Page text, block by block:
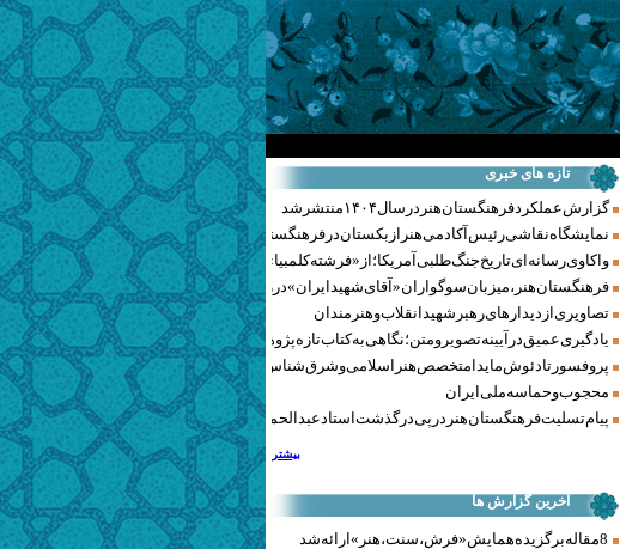
تازه های خبری
گزارش عملکرد فرهنگستان هنر در سال ۱۴۰۴ منتشر شد
نمایشگاه نقاشی رئیس آکادمی هنر ازبکستان در فرهنگستان هنر
واکاوی رسانه‌ای تاریخ جنگ‌طلبی آمریکا؛ از «فرشته کلمبیا» تا پنتاگونیسم هالیوود
فرهنگستان هنر، میزبان سوگواران «آقای شهید ایران» در روزهای وداع شد+ گزارش تصویری
تصاویری از دیدارهای رهبر شهید انقلاب و هنرمندان
یادگیری عمیق در آیینه تصویر و متن؛ نگاهی به کتاب تازه پژوهشکده هنر
پروفسور تادئوش مایدا متخصص هنر اسلامی و شرق‌شناس لهستانی درگذشت
محجوب و حماسه ملی ایران
پیام تسلیت فرهنگستان هنر در پی درگذشت استاد عبدالحمید نقره‌کار
بیشتر
آخرین گزارش ها
8 مقاله برگزیده همایش «فرش، سنت، هنر» ارائه شد